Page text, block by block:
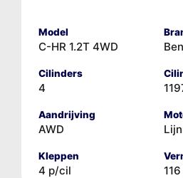
Model
C-HR 1.2T 4WD
Cilinders
4
Aandrijving
AWD
Kleppen
4 p/cil